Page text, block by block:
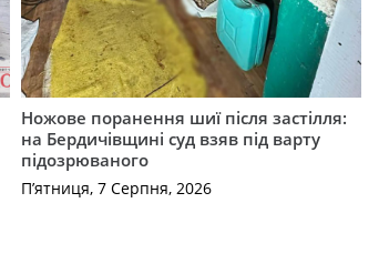
Ножове поранення шиї після застілля:
на Бердичівщині суд взяв під варту
підозрюваного
П’ятниця, 7 Серпня, 2026